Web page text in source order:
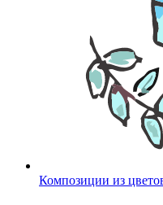
Композиции из